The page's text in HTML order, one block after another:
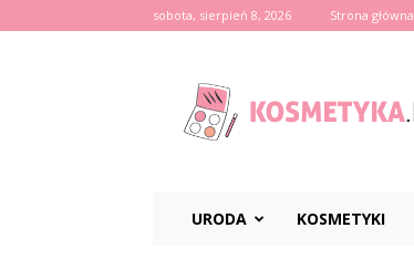
sobota, sierpień 8, 2026 Strona główna
URODA KOSMETYKI